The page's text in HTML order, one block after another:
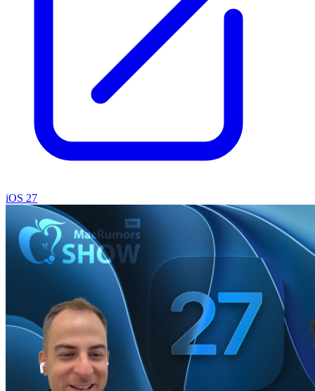
iOS 27